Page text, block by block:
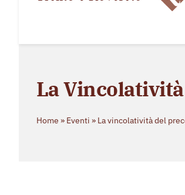
La
Home » Eventi » La vincolatività del